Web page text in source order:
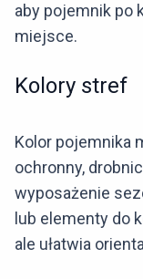
aby pojemnik po
miejsce.
Kolory stref
Kolor pojemnika
ochronny,
wyposażenie
lub elementy do
ale ułatwia